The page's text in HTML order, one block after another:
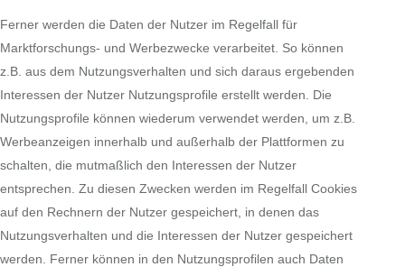
Ferner werden die Daten der Nutzer im Regelfall für
Marktforschungs- und Werbezwecke verarbeitet. So können
z.B. aus dem Nutzungsverhalten und sich daraus ergebenden
Interessen der Nutzer Nutzungsprofile erstellt werden. Die
Nutzungsprofile können wiederum verwendet werden, um z.B.
Werbeanzeigen innerhalb und außerhalb der Plattformen zu
schalten, die mutmaßlich den Interessen der Nutzer
entsprechen. Zu diesen Zwecken werden im Regelfall Cookies
auf den Rechnern der Nutzer gespeichert, in denen das
Nutzungsverhalten und die Interessen der Nutzer gespeichert
werden. Ferner können in den Nutzungsprofilen auch Daten